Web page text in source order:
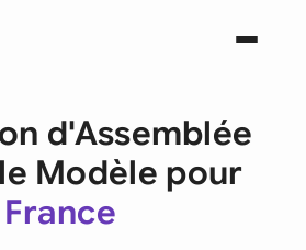
d'Assemblée
Modèle pour
France